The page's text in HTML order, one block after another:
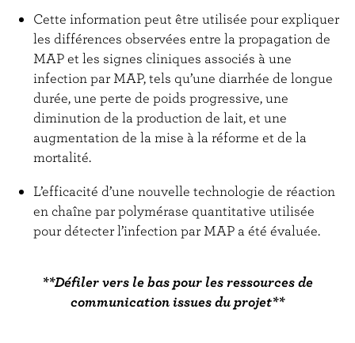
Cette information peut être utilisée pour expliquer
les différences observées entre la propagation de
MAP et les signes cliniques associés à une
infection par MAP, tels qu’une diarrhée de longue
durée, une perte de poids progressive, une
diminution de la production de lait, et une
augmentation de la mise à la réforme et de la
mortalité.
L’efficacité d’une nouvelle technologie de réaction
en chaîne par polymérase quantitative utilisée
pour détecter l’infection par MAP a été évaluée.
**Défiler vers le bas pour les ressources de
communication issues du projet**